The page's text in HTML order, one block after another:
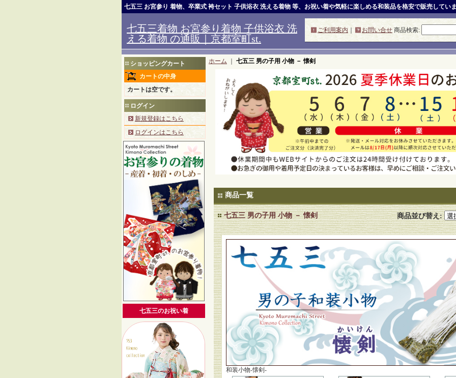
七五三 お宮参り 着物、卒業式 袴セット 子供浴衣 洗える着物 等、お祝い着や気軽に楽しめる和装品を格安で販売してい
七五三着物 お宮参り着物 子供浴衣 洗
える着物 の通販｜京都室町st.
ご利用案内 お問い合せ 商品検索:
ショッピングカート
カートの中身
カートは空です。
ログイン
新規登録はこちら
ログインはこちら
七五三のお祝い着
ホーム 七五三 男の子用 小物 － 懐剣
商品一覧
七五三 男の子用 小物 － 懐剣 商品並び替え:
和装小物-懐剣-